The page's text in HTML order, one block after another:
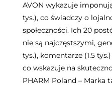
AVON wykazuje
tys.), co świadczy o
społeczności. Ich 20
nie są najczęstszymi,
tys.), komentarze (1.5
co wskazuje na
PHARM Poland – Marka